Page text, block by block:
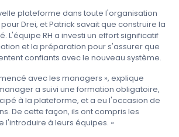
plateforme dans toute l'organisation
Drei, et Patrick savait que construire la
L'équipe RH a investi un effort significatif
et la préparation pour s'assurer que
confiants avec le nouveau système.
avec les managers », explique
a suivi une formation obligatoire,
à la plateforme, et a eu l'occasion de
De cette façon, ils ont compris les
l'introduire à leurs équipes. »